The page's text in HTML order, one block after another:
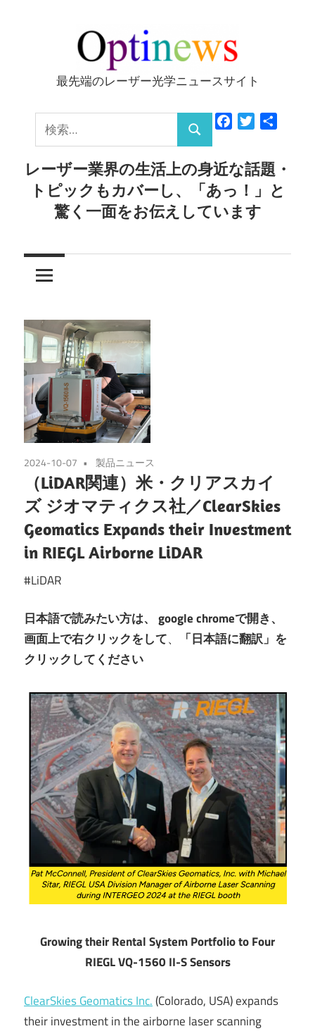
ッ
Optinews
最先端のレーザー光学ニュースサイト
索:
検
索
FacebookTwitter
レーザー業界の生活上の身近な話題・
トピックもカバーし、「あっ！」と
驚く一面をお伝えしています
2024-10-07 製品ニュース
（LiDAR関連）米・クリアスカイ
ズ ジオマティクス社／ClearSkies
Geomatics Expands their Investment
in RIEGL Airborne LiDAR
#LiDAR
日本語で読みたい方は、 google chromeで開き、
画面上で右クリックをして、
「日本語に翻訳」を
クリックしてください
Growing their Rental System Portfolio to Four
RIEGL VQ-1560 II-S Sensors
ClearSkies Geomatics Inc.(Colorado, USA) expands
their investment in the airborne laser scanning